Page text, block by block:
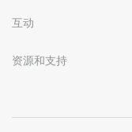
互动
资源和支持